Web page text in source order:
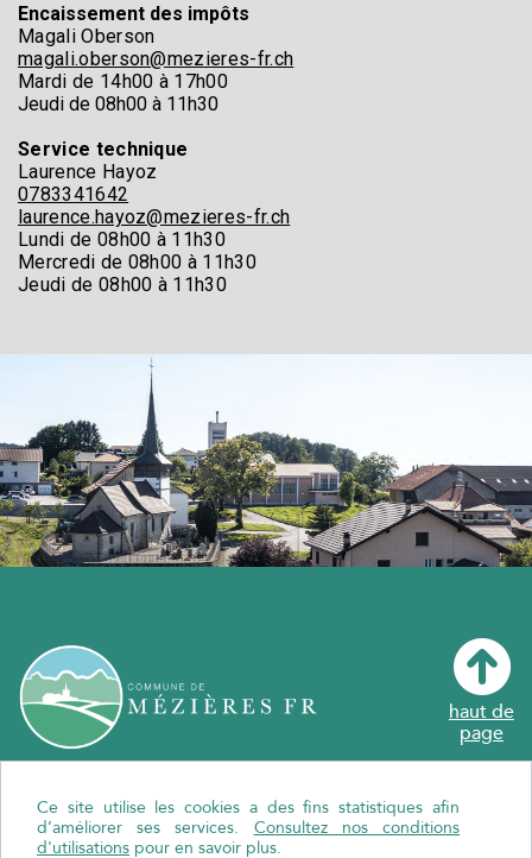
Encaissement des impôts
Magali Oberson
magali.oberson@mezieres-fr.ch
Mardi de 14h00 à 17h00
Jeudi de 08h00 à 11h30
Service technique
Laurence Hayoz
0783341642
laurence.hayoz@mezieres-fr.ch
Lundi de 08h00 à 11h30
Mercredi de 08h00 à 11h30
Jeudi de 08h00 à 11h30
Localiser Mézières FR
Crédits
haut de
page
Ce site utilise les cookies a des fins statistiques afin
d’améliorer ses services. Consultez nos conditions
d'utilisations pour en savoir plus.